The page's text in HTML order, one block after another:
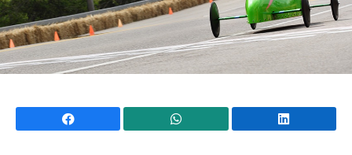
Facebook WhatsApp